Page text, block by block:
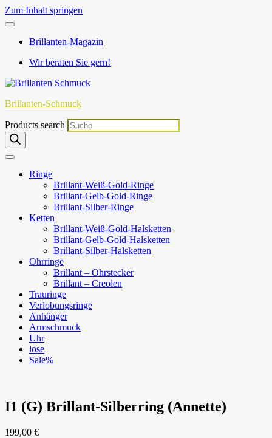
Zum Inhalt springen
Brillanten-Magazin
Wir beraten Sie gern!
Brillanten-Schmuck
Products search
Ringe
Brillant-Weiß-Gold-Ringe
Brillant-Gelb-Gold-Ringe
Brillant-Silber-Ringe
Ketten
Brillant-Weiß-Gold-Halsketten
Brillant-Gelb-Gold-Halsketten
Brillant-Silber-Halsketten
Ohrringe
Brillant – Ohrstecker
Brillant – Creolen
Trauringe
Verlobungsringe
Anhänger
Armschmuck
Uhr
lose
Sale%
I1 (G) Brillant-Silberring (Annette)
199,00 €